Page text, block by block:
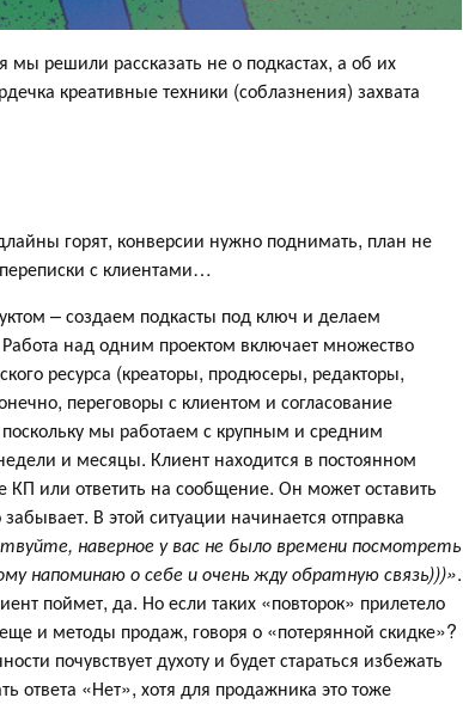
мы решили рассказать не о подкастах, а об их
креативные техники (соблазнения) захвата
горят, конверсии нужно поднимать, план не
с клиентами…
– создаем подкасты под ключ и делаем
над одним проектом включает множество
ресурса (креаторы, продюсеры, редакторы,
переговоры с клиентом и согласование
мы работаем с крупным и средним
и месяцы. Клиент находится в постоянном
КП или ответить на сообщение. Он может оставить
В этой ситуации начинается отправка
наверное у вас не было времени посмотреть
напоминаю о себе и очень жду обратную связь)))».
поймет, да. Но если таких «повторок» прилетело
и методы продаж, говоря о «потерянной скидке»?
почувствует духоту и будет стараться избежать
ответа «Нет», хотя для продажника это тоже